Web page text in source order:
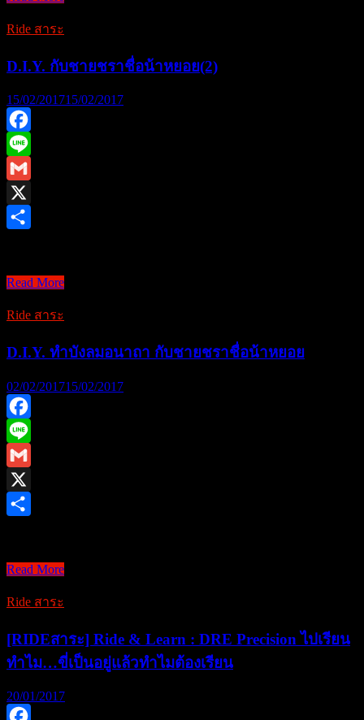
m
a
a
M
a
x
1
2
0
0
วั
ว
า
นยั
ห
า
น
อ
ยู่
Ride สาระ
D.I.Y. กับชายชราชื่อน้าหยอย(2)
15/02/201715/02/2017
Facebook
Line
Gmail
X
D.I.Y.
ชาย
ชื่อ
น้า
หยอย(2)
Read More
Ride สาระ
D.I.Y. ทำบังลมอนาถา กับชายชราชื่อน้าหยอย
02/02/201715/02/2017
Facebook
Line
Gmail
X
D.I.Y.
บัง
อนาถา
กับ
ชรา
Read More
Ride สาระ
[RIDEสาระ] Ride & Learn : DRE Precision ไปเรียน
ทำไม…ขี่เป็นอยู่แล้วทำไมต้องเรียน
20/01/2017